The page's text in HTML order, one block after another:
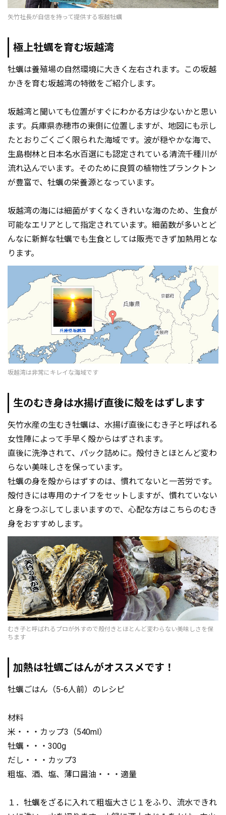
矢竹社長が自信を持って提供する坂越牡蠣
極上牡蠣を育む坂越湾
牡蠣は養殖場の自然環境に大きく左右されます。この坂越
かきを育む坂越湾の特徴をご紹介します。
坂越湾と聞いても位置がすぐにわかる方は少ないかと思い
ます。兵庫県赤穂市の東側に位置しますが、地図にも示し
たとおりごくごく限られた海域です。波が穏やかな海で、
生島樹林と日本名水百選にも認定されている清流千種川が
流れ込んでいます。そのために良質の植物性プランクトン
が豊富で、牡蠣の栄養源となっています。
坂越湾の海には細菌がすくなくきれいな海のため、生食が
可能なエリアとして指定されています。細菌数が多いとど
んなに新鮮な牡蠣でも生食としては販売できず加熱用とな
ります。
坂越湾は非常にキレイな海域です
生のむき身は水揚げ直後に殻をはずします
矢竹水産の生むき牡蠣は、水揚げ直後にむき子と呼ばれる
女性陣によって手早く殻からはずされます。
直後に洗浄されて、パック詰めに。殻付きとほとんど変わ
らない美味しさを保っています。
牡蠣の身を殻からはずすのは、慣れてないと一苦労です。
殻付きには専用のナイフをセットしますが、慣れていない
と身をつぶしてしまいますので、心配な方はこちらのむき
身をおすすめします。
むき子と呼ばれるプロが外すので殻付きとほとんど変わらない美味しさを保
ちます
加熱は牡蠣ごはんがオススメです！
牡蠣ごはん（5-6人前）のレシピ
材料
米・・・カップ3（540ml）
牡蠣・・・300g
だし・・・カップ3
粗塩、酒、塩、薄口醤油・・・適量
１．牡蠣をざるに入れて粗塩大さじ１をふり、流水できれ